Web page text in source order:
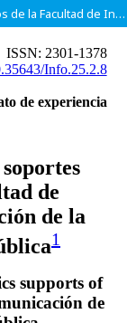
Plan de digitalización de soportes magnéticos de la Facultad de Información y Comunicación de la Universidad de la República